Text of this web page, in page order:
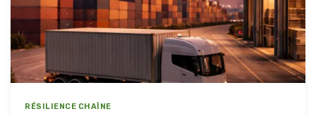
RÉSILIENCE CHAÎNE